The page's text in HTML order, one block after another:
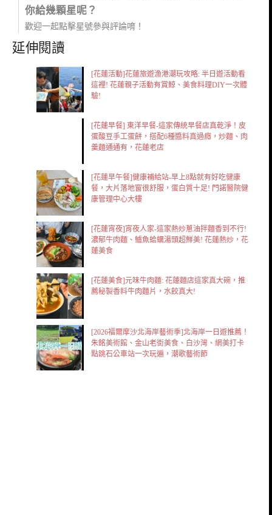
你給幾顆星呢？
歡迎一起點擊星號參與評論唷！
延伸閱讀
[花蓮活動]花蓮旅遊漁港潮玩攻略: 半日遊活動看
這裡! 花蓮親子活動有賞鯨、美食料理DIY一次體
驗!
[花蓮早餐] 東洋早餐-這家傳統早餐店真乾淨！皮
蛋酸豆手工蛋餅，搭配6種醬料真過癮，炒麵、肉
羹麵通通有，花蓮老店
[花蓮早午餐]健康補給站-早上8點就有好吃健康
餐，大片落地窗很舒服，蛋白質十足! 門諾醫院健
康管理中心大樓
[花蓮宵夜]宵夜人家-這家熱炒蔥油拌麵香到不行!
濃郁牛肉麵、鱸魚蛤蠣湯頭超鮮美! 花蓮熱炒，花
蓮美食
[花蓮美食]元味牛肉麵: 花蓮麵店這家真大碗，推
薦秘製香料牛肉麵片，水餃真大!
[2026福爾摩沙北海岸藝術季]北海岸一日遊推薦！
朱銘美術館、金山老街美食、白沙灣、網美打卡
點跳石公車站一次玩遍，潮歌藝術節